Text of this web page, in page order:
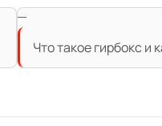
Что такое гирбокс и